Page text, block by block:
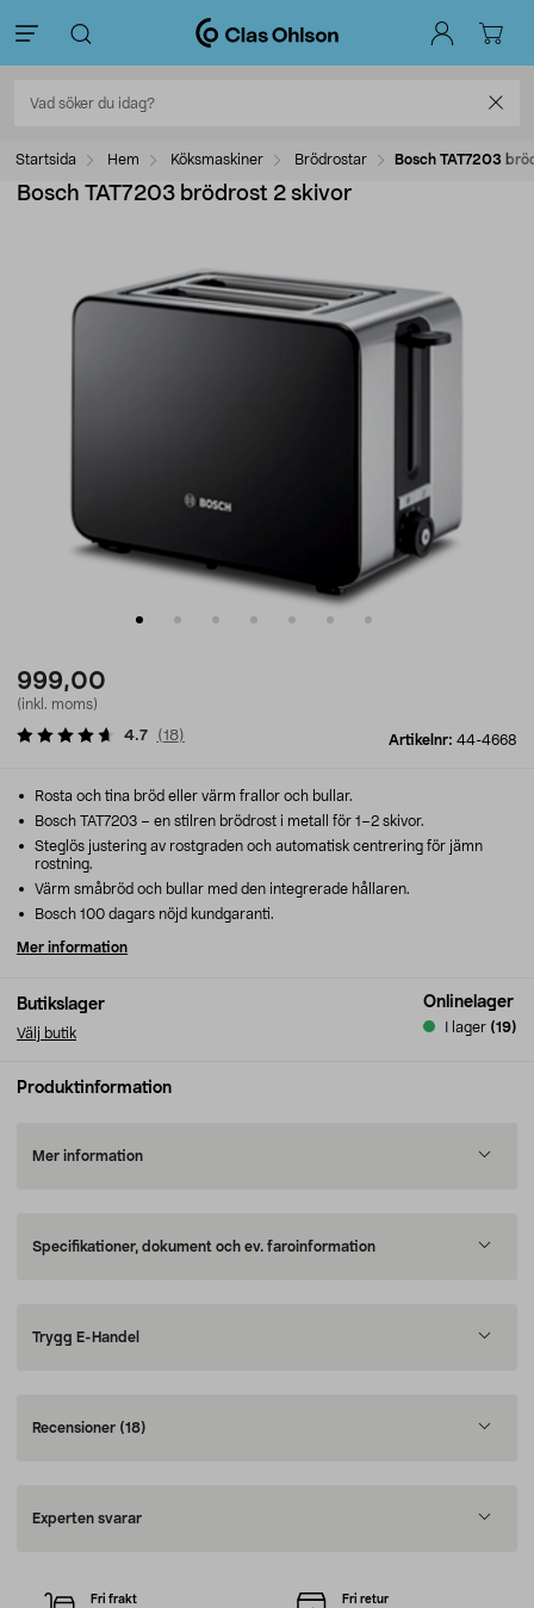
Startsida Hem Köksmaskiner Brödrostar Bosch TAT7203
Bosch TAT7203 brödrost 2 skivor
999,00
(inkl. moms)
Artikelnr: 44-4668
4.7 (18)
Butikslager
Välj butik
Onlinelager
I lager (19)
Rosta och tina bröd eller värm frallor och bullar.
Bosch TAT7203 – en stilren brödrost i metall för 1–2 skivor.
Steglös justering av rostgraden och automatisk centrering för jämn
rostning.
Värm småbröd och bullar med den integrerade hållaren.
Bosch 100 dagars nöjd kundgaranti.
Mer information
Produktinformation
Mer information
Specifikationer, dokument och ev. faroinformation
Trygg E-Handel
Recensioner (18)
Experten svarar
Fri frakt Fri retur